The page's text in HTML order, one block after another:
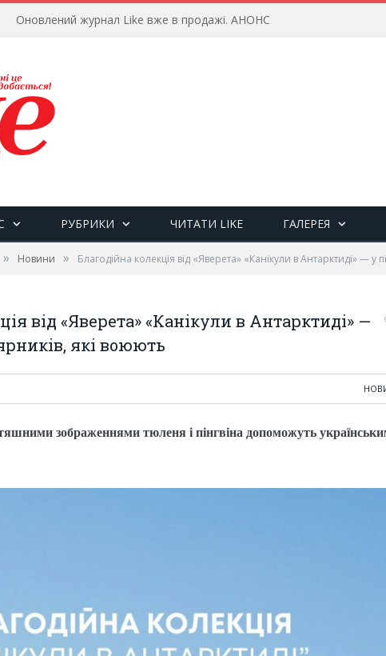
Оновлений журнал Like вже в продажі. АНОНС
РУБРИКИ ЧИТАТИ LIKE ГАЛЕРЕЯ
» Новини » Благодійна колекція від «Яверета» «Канікули в Антарктиді» — у
від «Яверета» «Канікули в Антарктиді» —
які воюють
зображеннями тюленя і пінгвіна допоможуть